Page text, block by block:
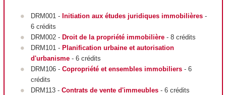
DRM001 - Initiation aux études juridiques immobilières-
6 crédits
DRM002 - Droit de la propriété immobilière- 8 crédits
DRM101 - Planification urbaine et autorisation
d'urbanisme- 6 crédits
DRM106 - Copropriété et ensembles immobil iers - 6
crédits
DRM113 - Contrats de vente d'immeubles- 6 crédits